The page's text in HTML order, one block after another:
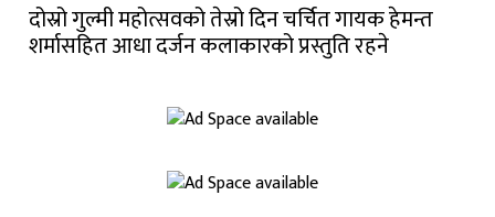
दोस्रो गुल्मी महोत्सवको तेस्रो दिन चर्चित गायक हेमन्त
शर्मासहित आधा दर्जन कलाकारको प्रस्तुति रहने